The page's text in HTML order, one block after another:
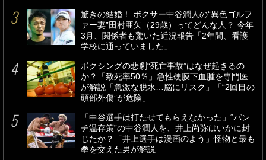
驚きの結婚！ ボクサー中谷潤人の“異色ゴルフ
ァー妻”田村亜矢（29歳）ってどんな人？ 今年
3月、関係者も驚いた近況報告「2年間、看護
学校に通っていました」
ボクシングの悲劇“死亡事故”はなぜ起きるの
か？「致死率50％」急性硬膜下血腫を専門医
が解説「急激な脱水…脳にリスク」「“2回目の
頭部外傷”が危険」
「中谷選手は打たせてもらえなかった」“パン
チ温存策”の中谷潤人を、井上尚弥はいかに封
じたか？「井上選手は漫画のよう」怪物と最も
拳を交えた男が解説